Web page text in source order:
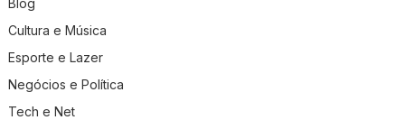
Blog
Cultura e Música
Esporte e Lazer
Negócios e Política
Tech e Net